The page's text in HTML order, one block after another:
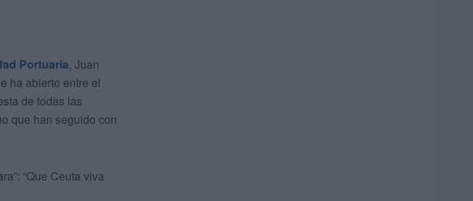
Portuaria, Juan
ha abierto entre el
de todas las
que han seguido con
“Que Ceuta viva